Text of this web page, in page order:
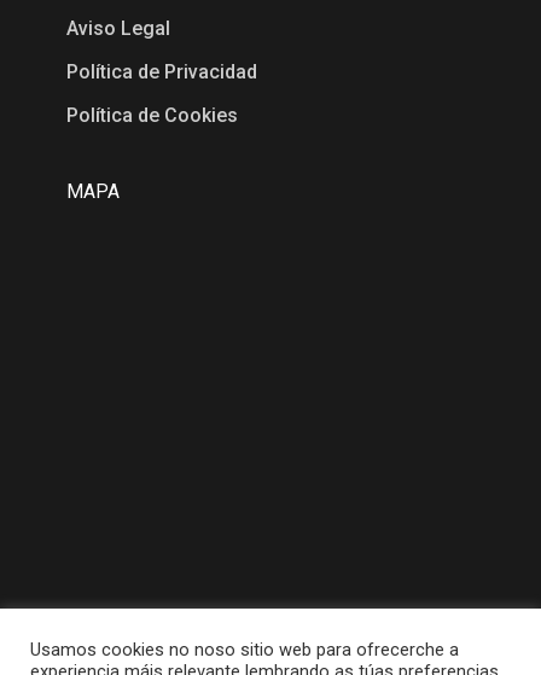
Aviso Legal
Política de Privacidad
Política de Cookies
MAPA
Usamos cookies no noso sitio web para ofrecerche a